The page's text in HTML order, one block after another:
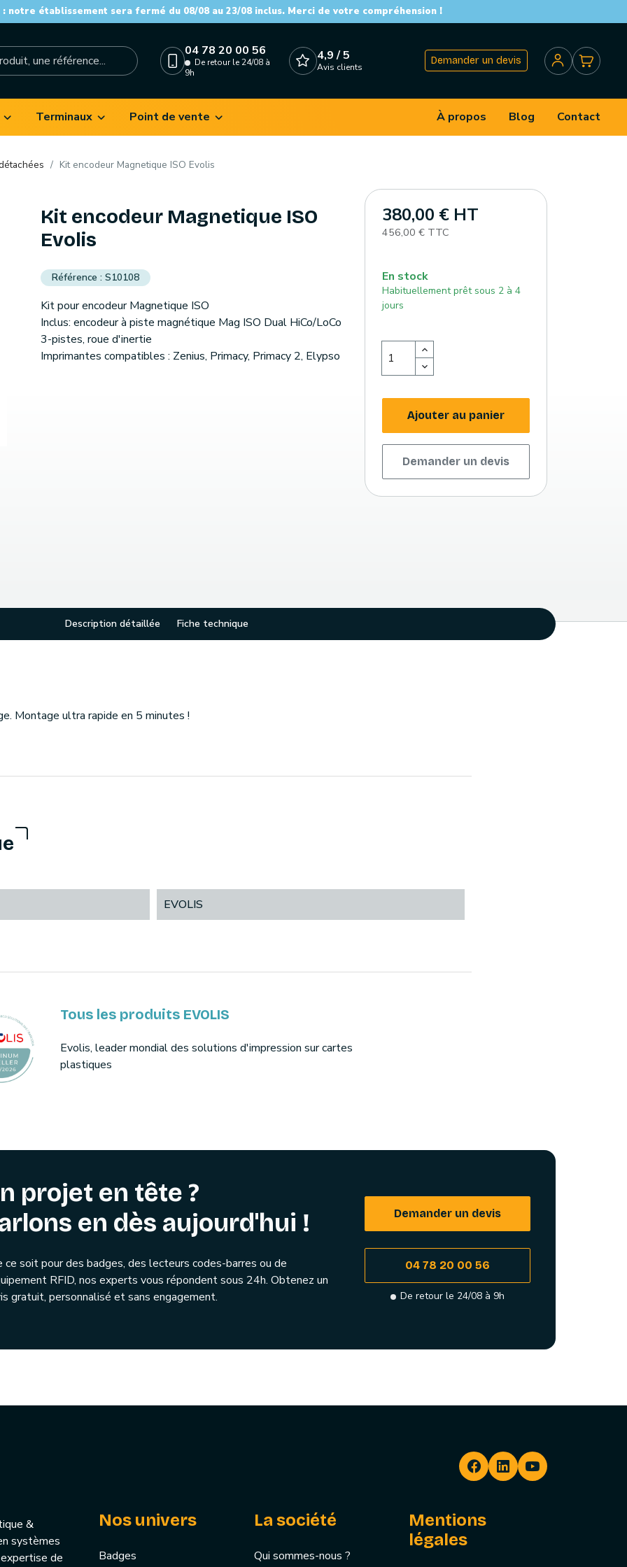
notre établissement sera fermé du 08/08 au 23/08 inclus. Merci de votre compréhension !
04 78 20 00 56
De retour le 24/08 à
9h
4,9 / 5
Avis clients
Demander un devis
Terminaux Point de vente À propos Blog Contact
Kit encodeur Magnetique ISO Evolis
Kit encodeur Magnetique ISO
Evolis
S10108
Kit pour encodeur Magnetique ISO
Inclus: encodeur à piste magnétique Mag ISO Dual HiCo/LoCo
3-pistes, roue d'inertie
Imprimantes compatibles : Zenius, Primacy, Primacy 2, Elypso
380,00 € HT
456,00 € TTC
En stock
Habituellement prêt sous 2 à 4
jours
Ajouter au panier
Demander un devis
Description détaillée Fiche technique
Montage ultra rapide en 5 minutes !
EVOLIS
Tous les produits EVOLIS
Evolis, leader mondial des solutions d'impression sur cartes
plastiques
projet en tête ?
en dès aujourd'hui !
ce soit pour des badges, des lecteurs codes-barres ou de
RFID, nos experts vous répondent sous 24h. Obtenez un
gratuit, personnalisé et sans engagement.
Demander un devis
04 78 20 00 56
De retour le 24/08 à 9h
&
systèmes
de
Nos univers
Badges
La société
Qui sommes-nous ?
Mentions
légales